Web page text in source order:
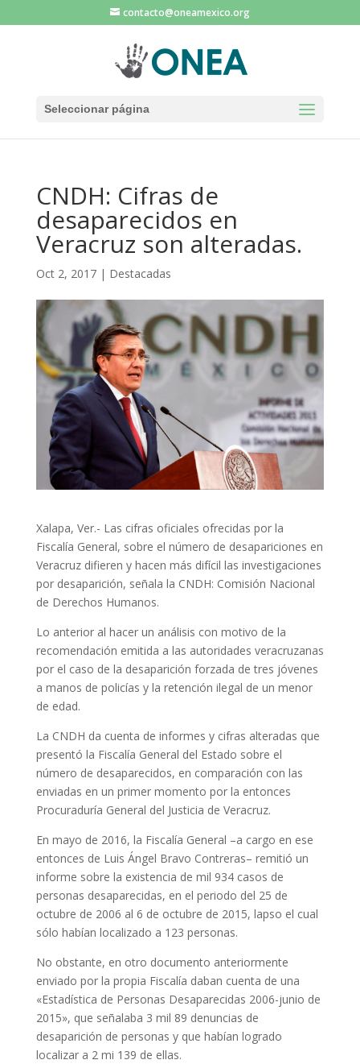
contacto@oneamexico.org
Seleccionar página
CNDH: Cifras de
desaparecidos en
Veracruz son alteradas.
Oct 2, 2017| Destacadas
Xalapa, Ver.- Las cifras oficiales ofrecidas por la
Fiscalía General, sobre el número de desapariciones en
Veracruz difieren y hacen más difícil las investigaciones
por desaparición, señala la CNDH: Comisión Nacional
de Derechos Humanos.
Lo anterior al hacer un análisis con motivo de la
recomendación emitida a las autoridades veracruzanas
por el caso de la desaparición forzada de tres jóvenes
a manos de policías y la retención ilegal de un menor
de edad.
La CNDH da cuenta de informes y cifras alteradas que
presentó la Fiscalía General del Estado sobre el
número de desaparecidos, en comparación con las
enviadas en un primer momento por la entonces
Procuraduría General del Justicia de Veracruz.
En mayo de 2016, la Fiscalía General –a cargo en ese
entonces de Luis Ángel Bravo Contreras– remitió un
informe sobre la existencia de mil 934 casos de
personas desaparecidas, en el periodo del 25 de
octubre de 2006 al 6 de octubre de 2015, lapso el cual
sólo habían localizado a 123 personas.
No obstante, en otro documento anteriormente
enviado por la propia Fiscalía daban cuenta de una
«Estadística de Personas Desaparecidas 2006-junio de
2015», que señalaba 3 mil 89 denuncias de
desaparición de personas y que habían logrado
localizar a 2 mi 139 de ellas.